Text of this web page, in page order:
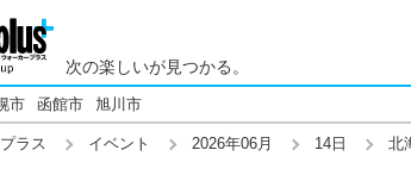
次の楽しいが見つかる。
市 函館市 旭川市
ラス イベント 2026年06月 14日 北